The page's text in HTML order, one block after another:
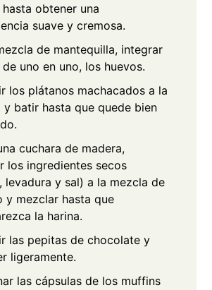
obtener una
suave y cremosa.
de mantequilla, integrar
uno en uno, los huevos.
los plátanos machacados a la
y batir hasta que quede bien
cuchara de madera,
los ingredientes secos
levadura y sal) a la mezcla de
y mezclar hasta que
la harina.
las pepitas de chocolate y
ligeramente.
las cápsulas de los muffins